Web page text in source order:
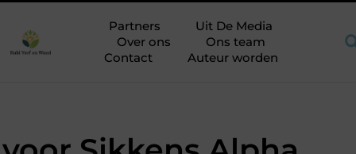
Partners
Uit De Media
Over ons
Ons team
Contact
Auteur worden